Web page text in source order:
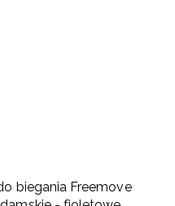
biegania Freemove